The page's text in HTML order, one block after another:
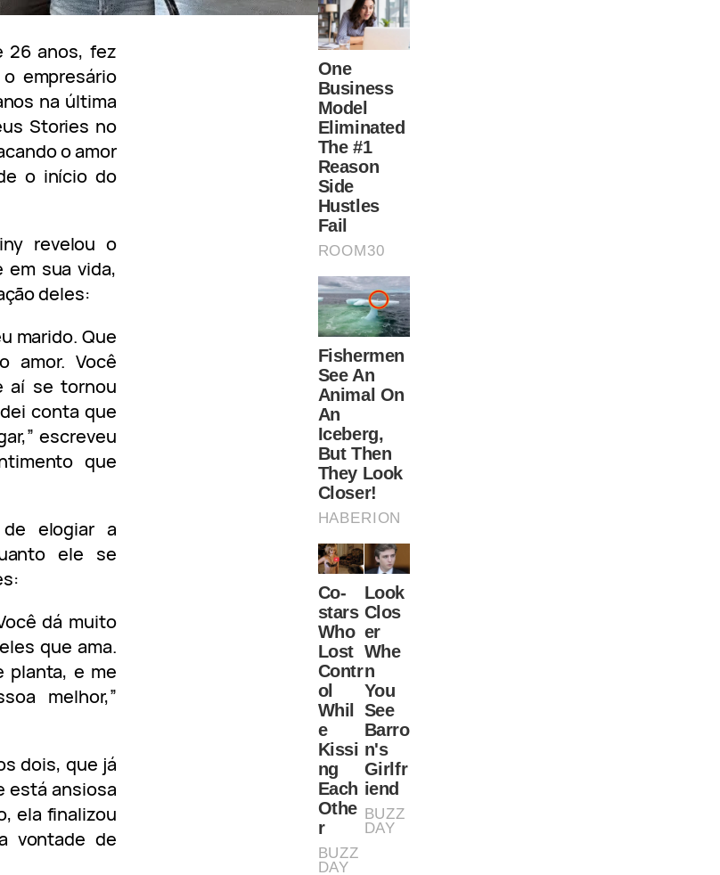
26 anos, fez
empresário
na última
Stories no
o amor
o início do
revelou o
sua vida,
deles:
marido. Que
amor. Você
aí se tornou
conta que
escreveu
que
elogiar a
ele se
dá muito
que ama.
planta, e me
melhor,”
dois, que já
está ansiosa
ela finalizou
vontade de